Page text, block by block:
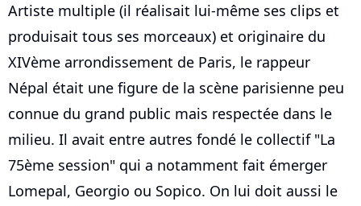
Artiste multiple (il réalisait lui-même ses clips et
produisait tous ses morceaux) et originaire du
XIVème arrondissement de Paris, le rappeur
Népal était une figure de la scène parisienne peu
connue du grand public mais respectée dans le
milieu. Il avait entre autres fondé le collectif "La
75ème session" qui a notamment fait émerger
Lomepal, Georgio ou Sopico. On lui doit aussi le